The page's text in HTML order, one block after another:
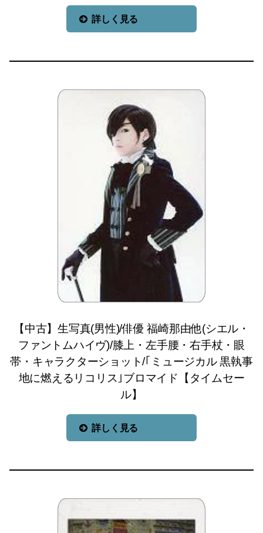
詳しく見る
【中古】生写真(男性)/俳優 福崎那由他(シエル・
ファントムハイヴ)/膝上・左手腰・右手杖・眼
帯・キャラクターショット/｢ミュージカル 黒執事
地に燃えるリコリス｣ブロマイド【タイムセー
ル】
詳しく見る